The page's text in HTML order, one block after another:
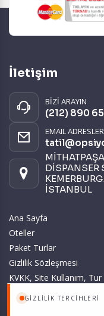
GIZLILIK TERCIHLERI
İletişim
BİZİ ARAYIN
(212) 890
EMAIL
DİSPANSER
İSTANBUL
Ana Sayfa
Oteller
Paket Turlar
Gizlilik Sözleşmesi
KVKK, Site Kullanım, Tur